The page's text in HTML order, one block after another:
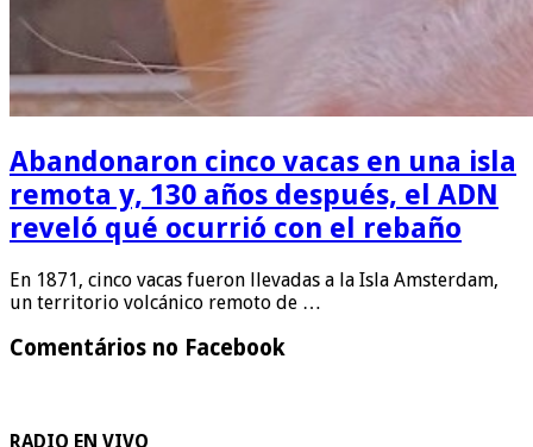
Abandonaron cinco vacas en una isla
remota y, 130 años después, el ADN
reveló qué ocurrió con el rebaño
En 1871, cinco vacas fueron llevadas a la Isla Amsterdam,
un territorio volcánico remoto de …
Comentários no Facebook
RADIO EN VIVO